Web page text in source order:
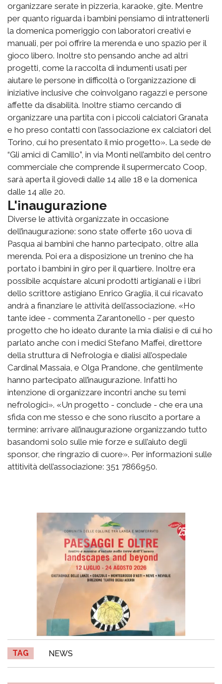
organizzare serate in pizzeria, karaoke, gite. Mentre
per quanto riguarda i bambini pensiamo di intrattenerli
la domenica pomeriggio con laboratori creativi e
manuali, per poi offrire la merenda e uno spazio per il
gioco libero. Inoltre sto pensando anche ad altri
progetti, come la raccolta di indumenti usati per
aiutare le persone in difficoltà o l’organizzazione di
iniziative inclusive che coinvolgano ragazzi e persone
affette da disabilità. Inoltre stiamo cercando di
organizzare una partita con i piccoli calciatori Granata
e ho preso contatti con l’associazione ex calciatori del
Torino, cui ho presentato il mio progetto». La sede de
“Gli amici di Camillo”, in via Monti nell’ambito del centro
commerciale che comprende il supermercato Coop,
sarà aperta il giovedì dalle 14 alle 18 e la domenica
dalle 14 alle 20.
L'inaugurazione
Diverse le attività organizzate in occasione
dell’inaugurazione: sono state offerte 160 uova di
Pasqua ai bambini che hanno partecipato, oltre alla
merenda. Poi era a disposizione un trenino che ha
portato i bambini in giro per il quartiere. Inoltre era
possibile acquistare alcuni prodotti artigianali e i libri
dello scrittore astigiano Enrico Graglia, il cui ricavato
andrà a finanziare le attività dell’associazione. «Ho
tante idee - commenta Zarantonello - per questo
progetto che ho ideato durante la mia dialisi e di cui ho
parlato anche con i medici Stefano Maffei, direttore
della struttura di Nefrologia e dialisi all’ospedale
Cardinal Massaia, e Olga Prandone, che gentilmente
hanno partecipato all’inaugurazione. Infatti ho
intenzione di organizzare incontri anche su temi
nefrologici». «Un progetto - conclude - che era una
sfida con me stesso e che sono riuscito a portare a
termine: arrivare all’inaugurazione organizzando tutto
basandomi solo sulle mie forze e sull’aiuto degli
sponsor, che ringrazio di cuore». Per informazioni sulle
attitività dell’associazione: 351 7866950.
TAG NEWS